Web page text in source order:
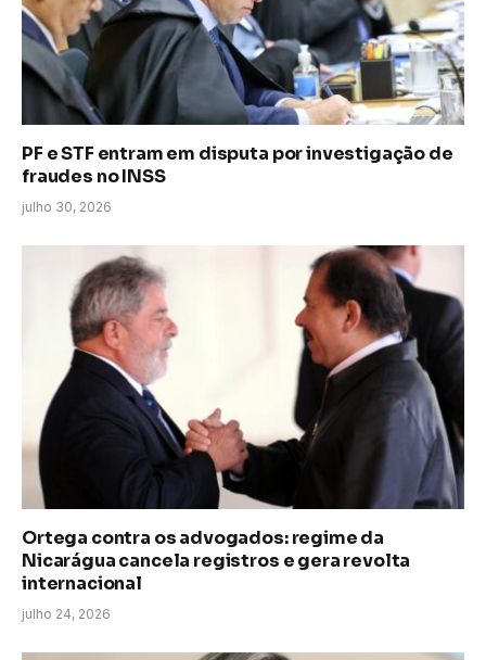
PF e STF entram em disputa por investigação de
fraudes no INSS
julho 30, 2026
Ortega contra os advogados: regime da
Nicarágua cancela registros e gera revolta
internacional
julho 24, 2026